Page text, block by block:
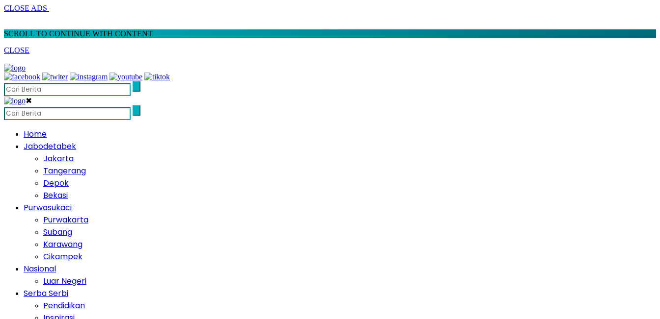
CLOSE ADS
SCROLL TO CONTINUE WITH CONTENT
CLOSE
✖
Home
Jabodetabek
Jakarta
Tangerang
Depok
Bekasi
Purwasukaci
Purwakarta
Subang
Karawang
Cikampek
Nasional
Luar Negeri
Serba Serbi
Pendidikan